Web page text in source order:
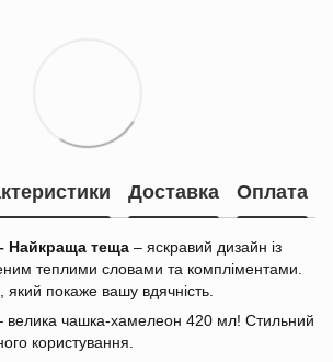
Доставка Оплата
Найкраща теща – яскравий дизайн із
теплими словами та компліментами.
покаже вашу вдячність.
велика чашка-хамелеон 420 мл! Стильний
користування.